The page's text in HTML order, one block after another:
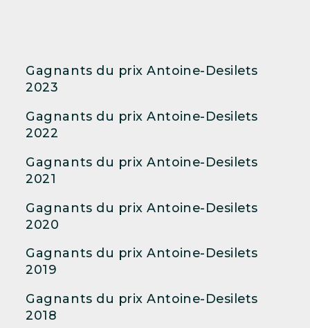
Gagnants du prix Antoine-Desilets
2023
Gagnants du prix Antoine-Desilets
2022
Gagnants du prix Antoine-Desilets
2021
Gagnants du prix Antoine-Desilets
2020
Gagnants du prix Antoine-Desilets
2019
Gagnants du prix Antoine-Desilets
2018